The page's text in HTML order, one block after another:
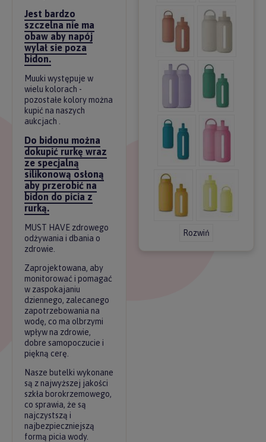
Jest bardzo
szczelna nie ma
obaw aby napój
wylał sie poza
bidon.
Muuki występuje w
wielu kolorach -
pozostałe kolory można
kupić na naszych
aukcjach .
Do bidonu można
dokupić rurkę wraz
ze specjalną
silikonową osłoną
aby przerobić na
bidon do picia z
rurką.
MUST HAVE zdrowego
odżywania i dbania o
zdrowie.
Zaprojektowana, aby
monitorować i pomagać
w zaspokajaniu
dziennego, zalecanego
zapotrzebowania na
wodę, co ma olbrzymi
wpływ na zdrowie,
dobre samopoczucie i
piękną cerę.
Nasze butelki wykonane
są z najwyższej jakości
szkła borokrzemowego,
co sprawia, że są
najczystszą i
najbezpieczniejszą
formą picia wody.
Rozwiń